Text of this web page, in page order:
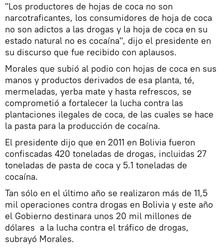
"Los productores de hojas de coca no son
narcotraficantes, los consumidores de hoja de coca
no son adictos a las drogas y la hoja de coca en su
estado natural no es cocaína", dijo el presidente en
su discurso que fue recibido con aplausos.
Morales que subió al podio con hojas de coca en sus
manos y productos derivados de esa planta, té,
mermeladas, yerba mate y hasta refrescos, se
comprometió a fortalecer la lucha contra las
plantaciones ilegales de coca, de las cuales se hace
la pasta para la producción de cocaína.
El presidente dijo que en 2011 en Bolivia fueron
confiscadas 420 toneladas de drogas, incluidas 27
toneladas de pasta de coca y 5.1 toneladas de
cocaína.
Tan sólo en el último año se realizaron más de 11,5
mil operaciones contra drogas en Bolivia y este año
el Gobierno destinara unos 20 mil millones de
dólares a la lucha contra el tráfico de drogas,
subrayó Morales.